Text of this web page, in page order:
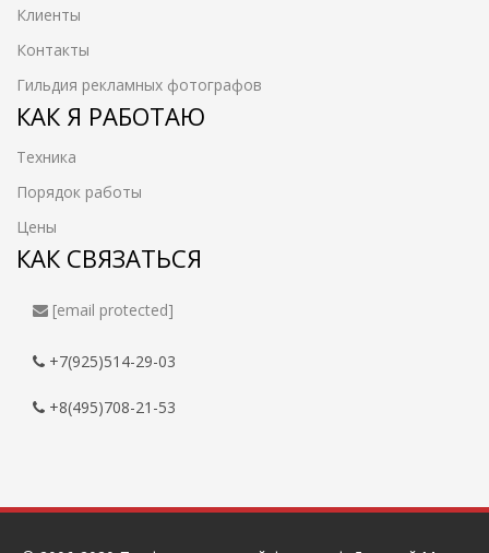
Клиенты
Контакты
Гильдия рекламных фотографов
КАК Я РАБОТАЮ
Техника
Порядок работы
Цены
КАК СВЯЗАТЬСЯ
[email protected]
+7(925)514-29-03
+8(495)708-21-53